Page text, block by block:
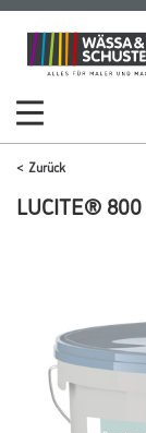
Zum
Inhalt
Zum
Navigationsmenü
Zurück
LUCITE®